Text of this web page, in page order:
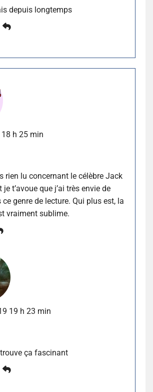
depuis longtemps
h 25 min
rien lu concernant le célèbre Jack
je t’avoue que j’ai très envie de
genre de lecture. Qui plus est, la
vraiment sublime.
19 h 23 min
trouve ça fascinant